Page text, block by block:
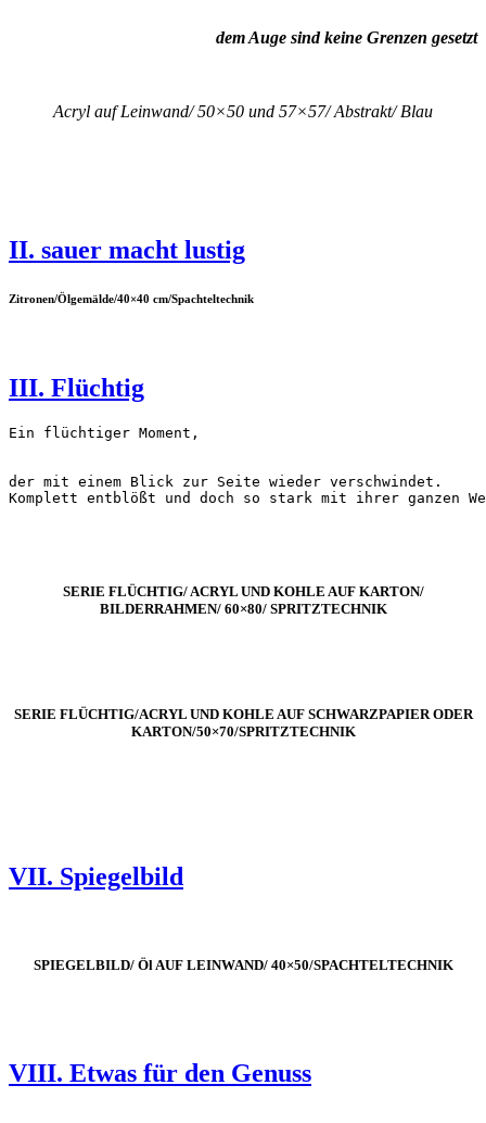
dem Auge sind keine Grenzen gesetzt
Acryl auf Leinwand/ 50×50 und 57×57/ Abstrakt/ Blau
II. sauer macht lustig
Zitronen/Ölgemälde/40×40 cm/Spachteltechnik
III. Flüchtig
Ein flüchtiger Moment,
der mit einem Blick zur Seite wieder verschwindet.
Komplett entblößt und doch so stark mit ihrer ganzen
SERIE FLÜCHTIG/ ACRYL UND KOHLE AUF KARTON/
BILDERRAHMEN/ 60×80/ SPRITZTECHNIK
SERIE FLÜCHTIG/ACRYL UND KOHLE AUF SCHWARZPAPIER ODER
KARTON/50×70/SPRITZTECHNIK
VII. Spiegelbild
SPIEGELBILD/ Öl AUF LEINWAND/ 40×50/SPACHTELTECHNIK
VIII. Etwas für den Genuss